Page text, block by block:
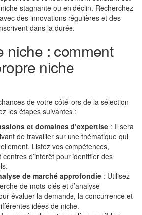
stagnante ou en déclin. Recherchez
des innovations régulières et des
dans la durée.
niche : comment
niche
de votre côté lors de la sélection
les étapes suivantes :
et domaines d’expertise : Il sera
de travailler sur une thématique qui
Listez vos compétences,
centres d’intérêt pour identifier des
de marché approfondie : Utilisez
de mots-clés et d’analyse
évaluer la demande, la concurrence et
idées de niche.